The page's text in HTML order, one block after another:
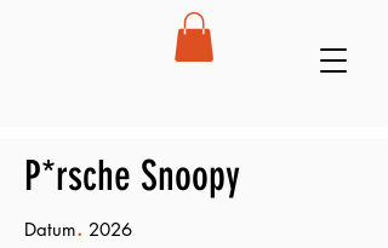
P*rsche Snoopy
Datum. 2026